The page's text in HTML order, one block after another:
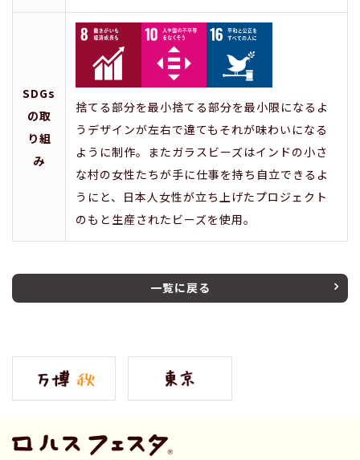
SDGs
の取
り組
み
捨てる部分を最小捨てる部分を最小限になるよ
うデザインが左右で違てもそれが味わいになる
ように制作。またガラスビーズはインドの小さ
な村の女性たちが手に仕事を持ち自立できるよ
うにと、日本人女性が立ち上げたプロジェクト
のもと生産されたビーズを使用。
一覧に戻る